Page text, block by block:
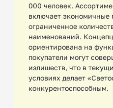
000 человек.
включает экономичные
ограниченное
наименований.
ориентирована на
покупатели могут
излишеств, что в
условиях делает
конкурентоспособным.